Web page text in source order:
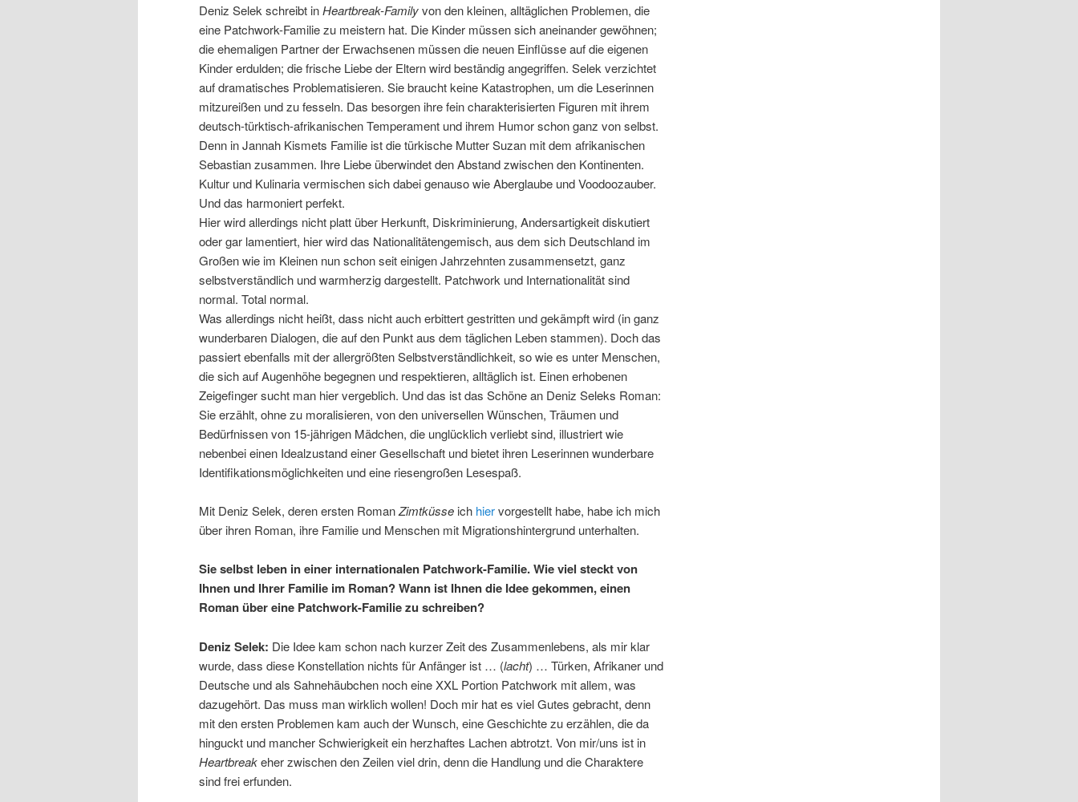
Deniz Selek schreibt inHeartbreak-Familyvon den kleinen, alltäglichen Problemen, die
eine Patchwork-Familie zu meistern hat. Die Kinder müssen sich aneinander gewöhnen;
die ehemaligen Partner der Erwachsenen müssen die neuen Einflüsse auf die eigenen
Kinder erdulden; die frische Liebe der Eltern wird beständig angegriffen. Selek verzichtet
auf dramatisches Problematisieren. Sie braucht keine Katastrophen, um die Leserinnen
mitzureißen und zu fesseln. Das besorgen ihre fein charakterisierten Figuren mit ihrem
deutsch-türktisch-afrikanischen Temperament und ihrem Humor schon ganz von selbst.
Denn in Jannah Kismets Familie ist die türkische Mutter Suzan mit dem afrikanischen
Sebastian zusammen. Ihre Liebe überwindet den Abstand zwischen den Kontinenten.
Kultur und Kulinaria vermischen sich dabei genauso wie Aberglaube und Voodoozauber.
Und das harmoniert perfekt.
Hier wird allerdings nicht platt über Herkunft, Diskriminierung, Andersartigkeit diskutiert
oder gar lamentiert, hier wird das Nationalitätengemisch, aus dem sich Deutschland im
Großen wie im Kleinen nun schon seit einigen Jahrzehnten zusammensetzt, ganz
selbstverständlich und warmherzig dargestellt. Patchwork und Internationalität sind
normal. Total normal.
Was allerdings nicht heißt, dass nicht auch erbittert gestritten und gekämpft wird (in ganz
wunderbaren Dialogen, die auf den Punkt aus dem täglichen Leben stammen). Doch das
passiert ebenfalls mit der allergrößten Selbstverständlichkeit, so wie es unter Menschen,
die sich auf Augenhöhe begegnen und respektieren, alltäglich ist. Einen erhobenen
Zeigefinger sucht man hier vergeblich. Und das ist das Schöne an Deniz Seleks Roman:
Sie erzählt, ohne zu moralisieren, von den universellen Wünschen, Träumen und
Bedürfnissen von 15-jährigen Mädchen, die unglücklich verliebt sind, illustriert wie
nebenbei einen Idealzustand einer Gesellschaft und bietet ihren Leserinnen wunderbare
Identifikationsmöglichkeiten und eine riesengroßen Lesespaß.
Mit Deniz Selek, deren ersten RomanZimtküsse ich hiervorgestellt habe, habe ich mich
über ihren Roman, ihre Familie und Menschen mit Migrationshintergrund unterhalten.
Sie selbst leben in einer internationalen Patchwork-Familie. Wie viel steckt von
Ihnen und Ihrer Familie im Roman? Wann ist Ihnen die Idee gekommen, einen
Roman über eine Patchwork-Familie zu schreiben?
Deniz Selek: Die Idee kam schon nach kurzer Zeit des Zusammenlebens, als mir klar
wurde, dass diese Konstellation nichts für Anfänger ist … (lacht) … Türken, Afrikaner und
Deutsche und als Sahnehäubchen noch eine XXL Portion Patchwork mit allem, was
dazugehört. Das muss man wirklich wollen! Doch mir hat es viel Gutes gebracht, denn
mit den ersten Problemen kam auch der Wunsch, eine Geschichte zu erzählen, die da
hinguckt und mancher Schwierigkeit ein herzhaftes Lachen abtrotzt. Von mir/uns ist in
Heartbreakeher zwischen den Zeilen viel drin, denn die Handlung und die Charaktere
sind frei erfunden.